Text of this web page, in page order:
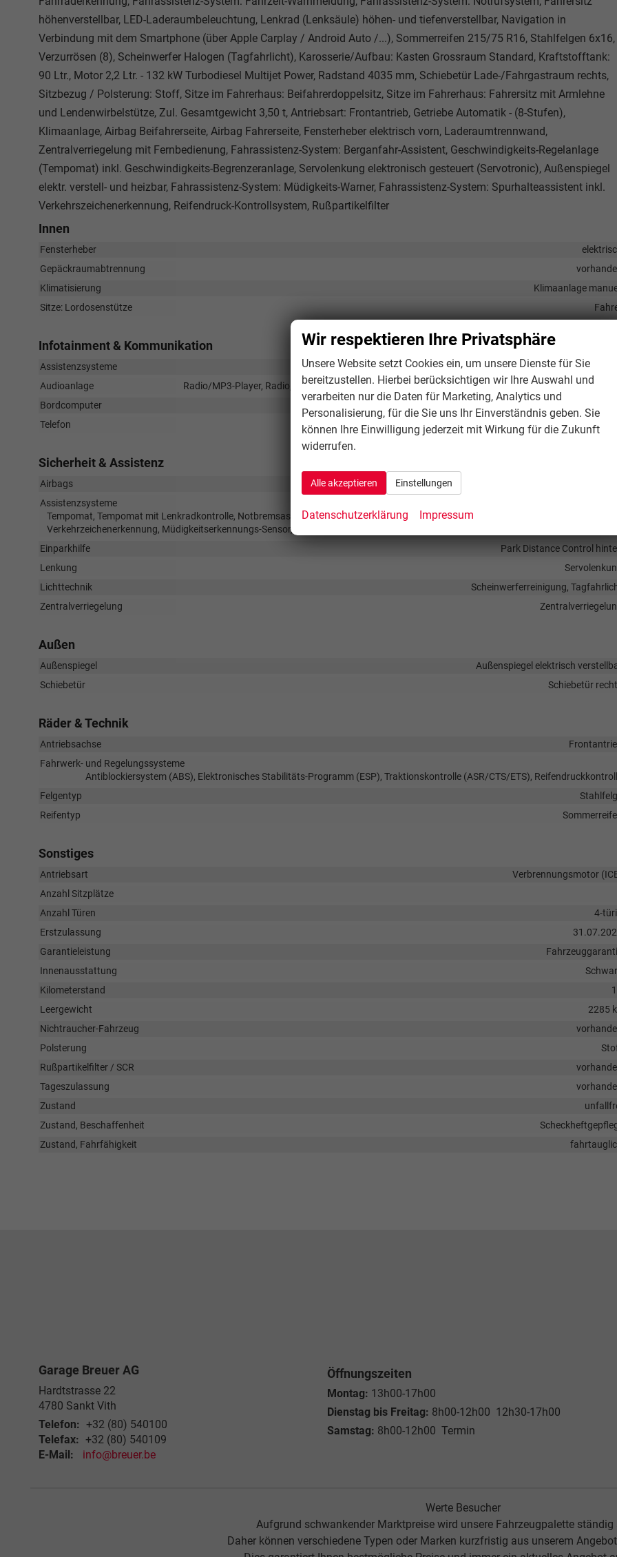
höhenverstellbar, LED-Laderaumbeleuchtung, Lenkrad (Lenksäule) höhen- und tiefenverstellbar, Navigation in
Verbindung mit dem Smartphone (über Apple Carplay / Android Auto /...), Sommerreifen 215/75 R16, Stahlfelgen 6x16,
Verzurrösen (8), Scheinwerfer Halogen (Tagfahrlicht), Karosserie/Aufbau: Kasten Grossraum Standard, Kraftstofftank:
90 Ltr., Motor 2,2 Ltr. - 132 kW Turbodiesel Multijet Power, Radstand 4035 mm, Schiebetür Lade-/Fahrgastraum rechts,
Sitzbezug / Polsterung: Stoff, Sitze im Fahrerhaus: Beifahrerdoppelsitz, Sitze im Fahrerhaus: Fahrersitz mit Armlehne
und Lendenwirbelstütze, Zul. Gesamtgewicht 3,50 t, Antriebsart: Frontantrieb, Getriebe Automatik - (8-Stufen),
Klimaanlage, Airbag Beifahrerseite, Airbag Fahrerseite, Fensterheber elektrisch vorn, Laderaumtrennwand,
Zentralverriegelung mit Fernbedienung, Fahrassistenz-System: Berganfahr-Assistent, Geschwindigkeits-Regelanlage
(Tempomat) inkl. Geschwindigkeits-Begrenzeranlage, Servolenkung elektronisch gesteuert (Servotronic), Außenspiegel
elektr. verstell- und heizbar, Fahrassistenz-System: Müdigkeits-Warner, Fahrassistenz-System: Spurhalteassistent inkl.
Verkehrszeichenerkennung, Reifendruck-Kontrollsystem, Rußpartikelfilter
Innen
Fensterheber
Gepäckraumabtrennung
Klimatisierung
Klimaanlage
Sitze: Lordosenstütze
Infotainment & Kommunikation
Assistenzsysteme
Sprachsteuerung
Audioanlage
Radio/MP3-Player, Radio, Schnittstelle USB, Digitalradio DAB, Android Auto, Apple CarPlay, Touchscreen
Bordcomputer
Telefon
Freisprecheinrichtung, Bluetooth
Sicherheit & Assistenz
Airbags
Fenster-/Kopfairbags Vorne, Beifahrerairbag
Assistenzsysteme
Tempomat, Tempomat mit Lenkradkontrolle, Notbremsassistent (City-Safety), Berganfahrassistent, Spurhalteassistent,
Verkehrzeichenerkennung, Müdigkeitserkennungs-Sensor, Notrufsystem, Geschwindigkeitsbegrenzer
Einparkhilfe
Park Distance Control
Lenkung
Lichttechnik
Scheinwerferreinigung,
Zentralverriegelung
Außen
Außenspiegel
Außenspiegel elektrisch
Schiebetür
Schiebetür
Räder & Technik
Antriebsachse
Fahrwerk- und Regelungssysteme
Antiblockiersystem (ABS), Elektronisches Stabilitäts-Programm (ESP), Traktionskontrolle (ASR/CTS/ETS),
Felgentyp
Reifentyp
Sonstiges
Antriebsart
Verbrennungsmotor
Anzahl Sitzplätze
Anzahl Türen
4-
Erstzulassung
Garantieleistung
Innenausstattung
Kilometerstand
Leergewicht
2285
Nichtraucher-Fahrzeug
Polsterung
Rußpartikelfilter / SCR
Tageszulassung
Zustand
Zustand, Beschaffenheit
Zustand, Fahrfähigkeit
Garage Breuer AG
Hardtstrasse 22
4780 Sankt Vith
Telefon: +32 (80) 540100
Telefax: +32 (80) 540109
E-Mail:
info@breuer.be
Öffnungszeiten
Montag: 13h00-17h00
Dienstag bis Freitag: 8h00-12h00 12h30-17h00
Samstag: 8h00-12h00 Termin
Werte Besucher
Aufgrund schwankender Marktpreise wird unsere Fahrzeugpalette ständig
Daher können verschiedene Typen oder Marken kurzfristig aus unserem
Wir respektieren Ihre Privatsphäre
Unsere Website setzt Cookies ein, um unsere Dienste für Sie
bereitzustellen. Hierbei berücksichtigen wir Ihre Auswahl und
verarbeiten nur die Daten für Marketing, Analytics und
Personalisierung, für die Sie uns Ihr Einverständnis geben. Sie
können Ihre Einwilligung jederzeit mit Wirkung für die Zukunft
widerrufen.
Alle akzeptieren Einstellungen
Datenschutzerklärung Impressum